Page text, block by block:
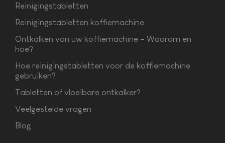
Reinigingstabletten
Reinigingstabletten koffiemachine
Ontkalken van uw koffiemachine – Waarom en
hoe?
Hoe reinigingstabletten voor de koffiemachine
gebruiken?
Tabletten of vloeibare ontkalker?
Veelgestelde vragen
Blog